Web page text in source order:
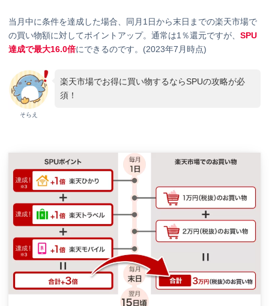
当月中に条件を達成した場合、同月1日から末日までの楽天市場で
の買い物額に対してポイントアップ。通常は1％還元ですが、 SPU
達成で最大16.0倍にできるのです。(2023年7月時点)
そらえ
楽天市場でお得に買い物するならSPUの攻略が必
須！